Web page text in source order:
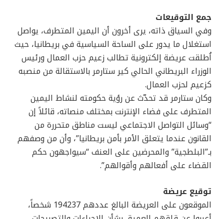
جمع التوقيعات
وفي السياق ذاته، يرى أخرون أن اليمين المتطرف، يواصل
استغلال ما يدور على الساحة السياسية في بريطانيا، حيث
اُطلقت عريضة إلكترونية تطالب زعيم حزب العمال ورئيس
الوزراء البريطاني الحالي كير ستارمر بالاستقالة من منصبه
كزعيم لحزب العمال.
وكان ستارمر قد تحدّث عن رؤية حكومته لنشاط اليمين
المتطرف على فضاء الإنترنت بمختلف منصاته، قائلاً إن
“وسائل التواصل الاجتماعي ليست مناطق متحررة من
القانون عندما يتعلق الأمر بأمن بريطانيا”، وأن من وصفهم
بـ”البلطجية” والمحرضين على العنف “سيواجهون حكم
القضاء على أفعالهم وأقوالهم”.
توقيع عريضة
الموقعون على العريضة البالغ عددهم 194237 شخصاً،